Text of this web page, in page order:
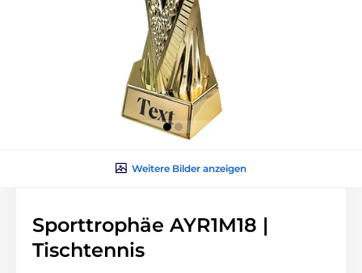
Weitere Bilder anzeigen
Sporttrophäe AYR1M18 |
Tischtennis